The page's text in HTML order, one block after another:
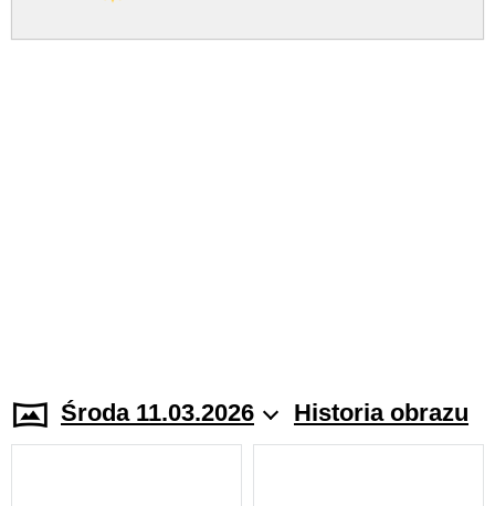
Środa 11.03.2026 Historia obrazu